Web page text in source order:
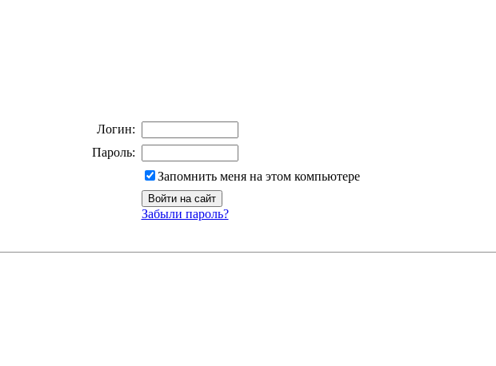
Логин:
Пароль:
Запомнить меня на этом компьютере
Забыли пароль?